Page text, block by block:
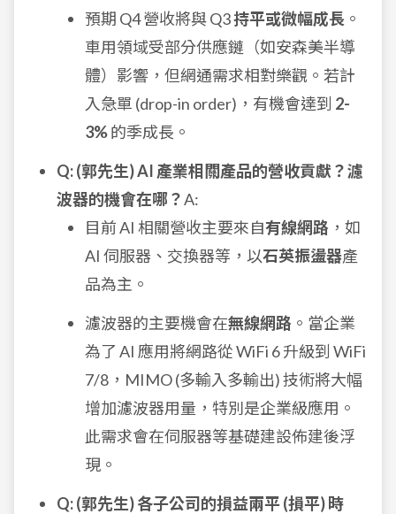
預期 Q4 營收將與 Q3持平或微幅成長 。
車用領域受部分供應鏈（如安森美半導
體）影響，但網通需求相對樂觀。若計
入急單 (drop-in order)，有機會達到 2-
3%的季成長。
Q: (郭先生) AI 產業相關產品的營收貢獻？濾
波器的機會在哪？A:
目前 AI 相關營收主要來自有線網路 ，如
AI 伺服器、交換器等，以石英振盪器產
品為主。
濾波器的主要機會在無線網路 。當企業
為了 AI 應用將網路從 WiFi 6 升級到 WiFi
7/8，MIMO (多輸入多輸出) 技術將大幅
增加濾波器用量，特別是企業級應用。
此需求會在伺服器等基礎建設佈建後浮
現。
Q: (郭先生) 各子公司的損益兩平 (損平) 時